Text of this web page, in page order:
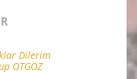
Dilerim
OTGÖZ